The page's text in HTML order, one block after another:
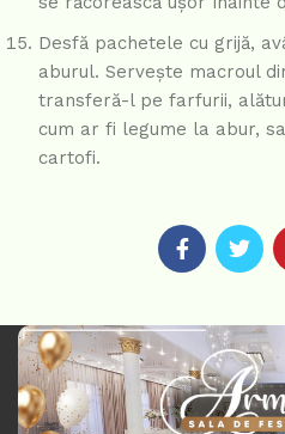
Desfă pachetele cu grijă,
aburul. Servește macroul
transferă-l pe farfurii,
cum ar fi legume la abur,
cartofi.